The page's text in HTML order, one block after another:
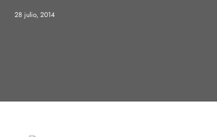
28 julio, 2014